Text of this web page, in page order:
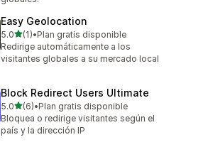
Easy Geolocation
5.0de 5 estrellas
(1)
1 reseñas en total
•Plan gratis disponible
Redirige automáticamente a los
visitantes globales a su mercado local
Block Redirect Users Ultimate
5.0de 5 estrellas
(6)
6 reseñas en total
•Plan gratis disponible
Bloquea o redirige visitantes según el
país y la dirección IP